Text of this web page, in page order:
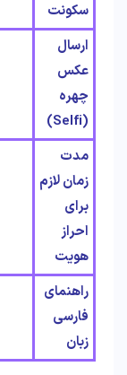
سکونت
ارسال
عکس
چهره
(Selfi)
مدت
زمان لازم
برای
احراز
هویت
راهنمای
فارسی
زبان